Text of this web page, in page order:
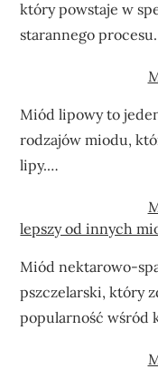
który powstaje w
starannego
Miód lipowy to
rodzajów miodu,
lipy.…
lepszy od innych
Miód nektarowo-
pszczelarski, który
popularność wśród